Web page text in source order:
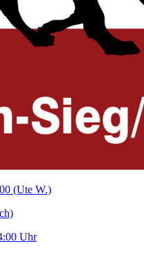
(Ute W.)
Uhr